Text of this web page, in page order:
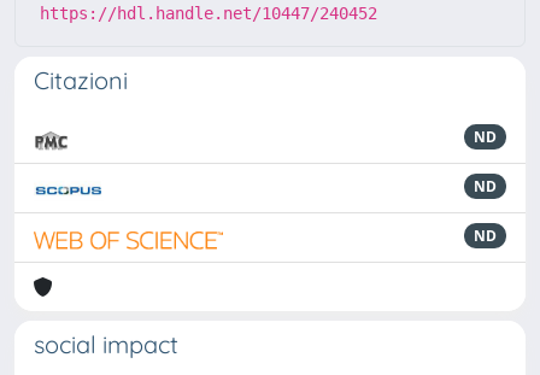
https://hdl.handle.net/10447/240452
Citazioni
ND
ND
ND
social impact